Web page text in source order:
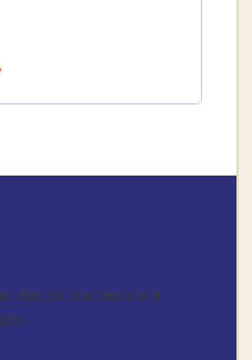
discos pra depois e